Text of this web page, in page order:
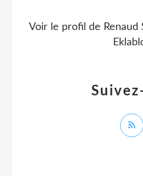
Voir le profil de Renaud